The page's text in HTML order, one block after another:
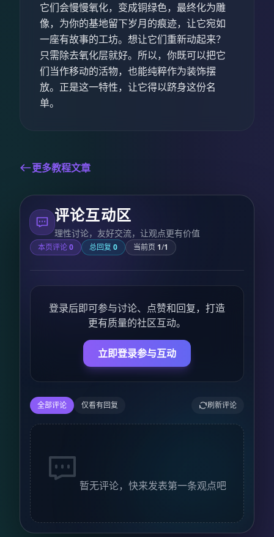
它们会慢慢氧化，变成铜绿色，最终化为雕
像，为你的基地留下岁月的痕迹，让它宛如
一座有故事的工坊。想让它们重新动起来？
只需除去氧化层就好。所以，你既可以把它
们当作移动的活物，也能纯粹作为装饰摆
放。正是这一特性，让它得以跻身这份名
单。
更多教程文章
评论互动区
理性讨论，友好交流，让观点更有价值
本页评论0 总回复 0 当前页 1/1
登录后即可参与讨论、点赞和回复，打造
更有质量的社区互动。
立即登录参与互动
全部评论 仅看有回复 刷新评论
暂无评论，快来发表第一条观点吧